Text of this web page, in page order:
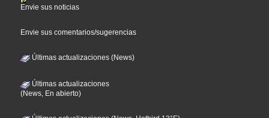
Envie sus noticias
Envie sus comentarios/sugerencias
Últimas actualizaciones (News)
Últimas actualizaciones
(News, En abierto)